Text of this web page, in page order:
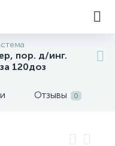
пор. д/инг.
120доз
Отзывы 0